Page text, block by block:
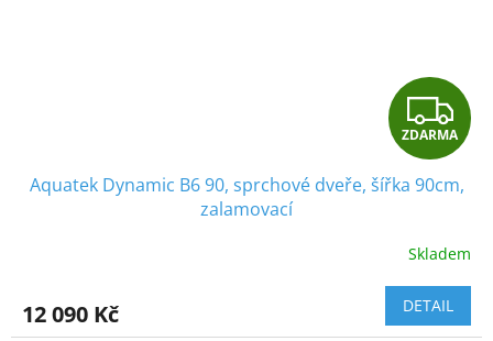
Z
D
A
R
M
ZDARMA
Aquatek Dynamic B6 90, sprchové dveře, šířka 90cm,
zalamovací
Skladem
12 090 Kč DETAIL